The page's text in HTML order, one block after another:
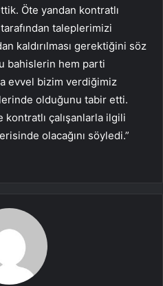
Öte yandan kontratlı
tarafından taleplerimizi
kaldırılması gerektiğini söz
bahislerin hem parti
evvel bizim verdiğimiz
olduğunu tabir etti.
çalışanlarla ilgili
olacağını söyledi.”